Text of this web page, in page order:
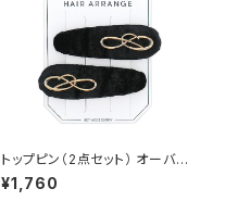
トップピン（2点セット） オーバル
×ワンポイントモチーフ HTP02
34-A
¥1,760